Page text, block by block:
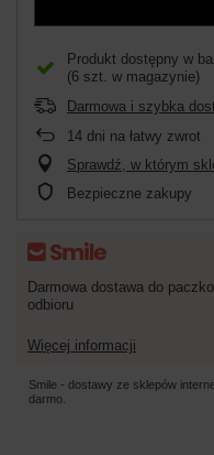
Produkt dostępny w
(6 szt. w magazynie)
Darmowa i szybka
14 dni na łatwy zwrot
Sprawdź, w którym
Bezpieczne zakupy
Darmowa dostawa do
odbioru
Więcej informacji
Smile - dostawy ze sklepów
darmo.